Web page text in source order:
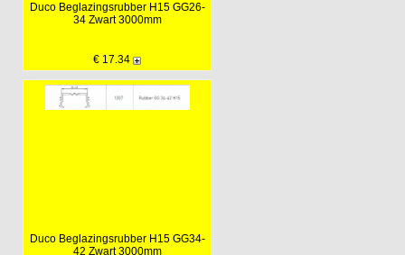
Duco Beglazingsrubber H15 GG26-
34 Zwart 3000mm
€ 17.34
Duco Beglazingsrubber H15 GG34-
42 Zwart 3000mm